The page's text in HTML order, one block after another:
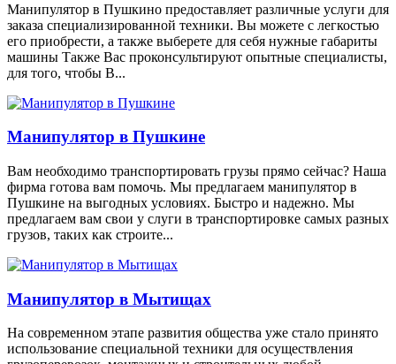
Манипулятор в Пушкино предоставляет различные услуги для
заказа специализированной техники. Вы можете с легкостью
его приобрести, а также выберете для себя нужные габариты
машины Также Вас проконсультируют опытные специалисты,
для того, чтобы В...
Манипулятор в Пушкине
Вам необходимо транспортировать грузы прямо сейчас? Наша
фирма готова вам помочь. Мы предлагаем манипулятор в
Пушкине на выгодных условиях. Быстро и надежно. Мы
предлагаем вам свои у слуги в транспортировке самых разных
грузов, таких как строите...
Манипулятор в Мытищах
На современном этапе развития общества уже стало принято
использование специальной техники для осуществления